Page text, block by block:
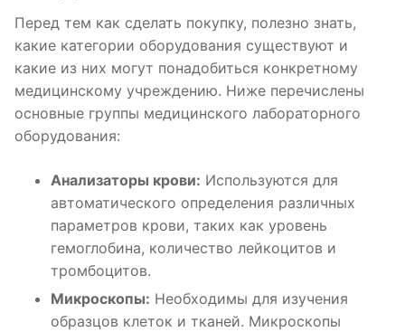
Перед тем как сделать покупку, полезно знать,
какие категории оборудования существуют и
какие из них могут понадобиться конкретному
медицинскому учреждению. Ниже перечислены
основные группы медицинского лабораторного
оборудования:
Анализаторы крови: Используются для
автоматического определения различных
параметров крови, таких как уровень
гемоглобина, количество лейкоцитов и
тромбоцитов.
Микроскопы: Необходимы для изучения
образцов клеток и тканей. Микроскопы